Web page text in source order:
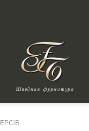
Швейная фурнитура